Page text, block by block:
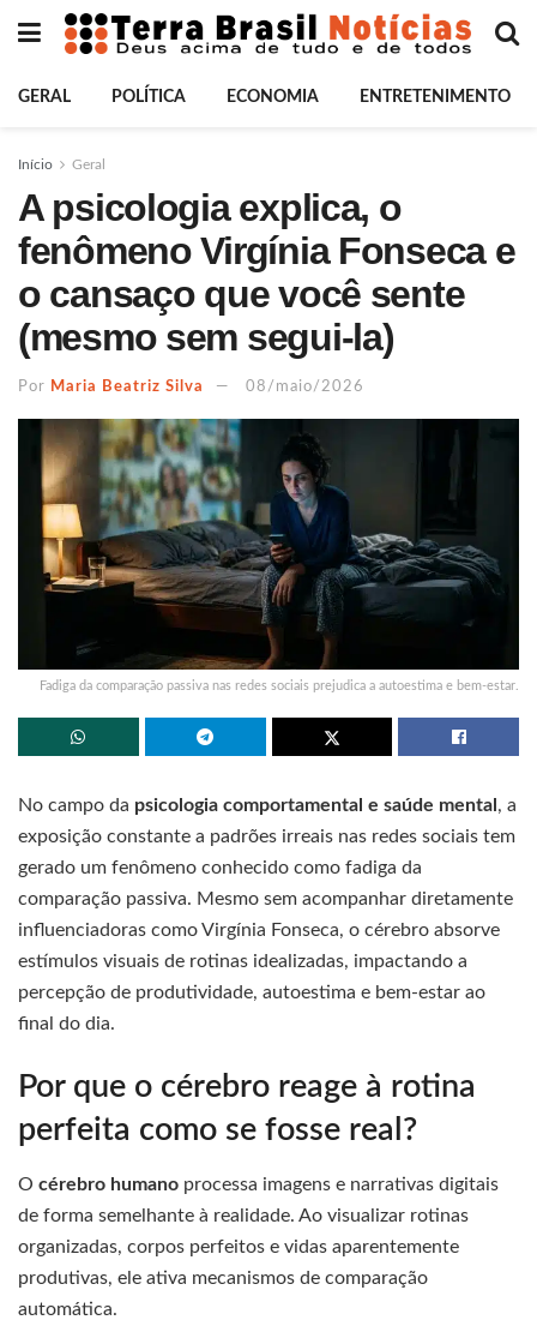
GERAL POLÍTICA ECONOMIA ENTRETENIMENTO
Início Geral
A psicologia explica, o
fenômeno Virgínia Fonseca e
o cansaço que você sente
(mesmo sem segui-la)
Por Maria Beatriz Silva 08/maio/2026
Fadiga da comparação passiva nas redes sociais prejudica a autoestima e bem-estar.
No campo da psicologia comportamental e saúde mental , a
exposição constante a padrões irreais nas redes sociais tem
gerado um fenômeno conhecido como fadiga da
comparação passiva. Mesmo sem acompanhar diretamente
influenciadoras como Virgínia Fonseca, o cérebro absorve
estímulos visuais de rotinas idealizadas, impactando a
percepção de produtividade, autoestima e bem-estar ao
final do dia.
Por que o cérebro reage à rotina
perfeita como se fosse real?
O cérebro humano processa imagens e narrativas digitais
de forma semelhante à realidade. Ao visualizar rotinas
organizadas, corpos perfeitos e vidas aparentemente
produtivas, ele ativa mecanismos de comparação
automática.